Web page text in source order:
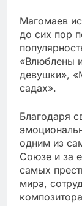
Магомаев
до сих пор
«Влюблены
девушки»,
садах».
Благодаря
одним из
Союзе и за
самых
мира,